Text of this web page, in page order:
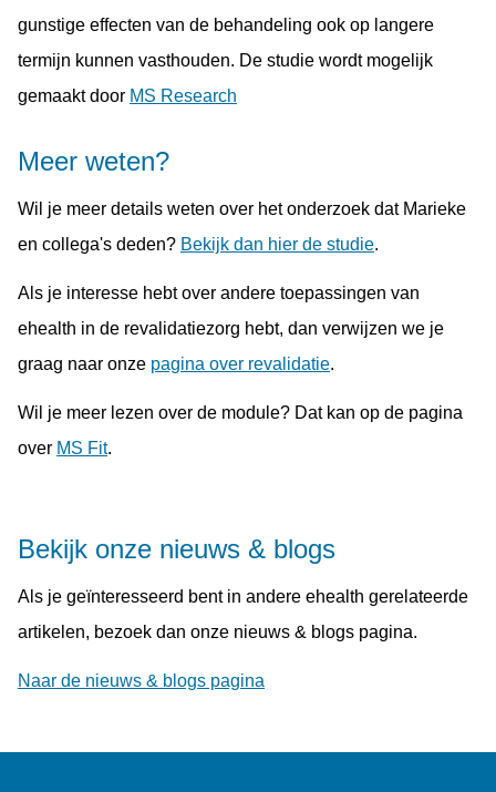
gunstige effecten van de behandeling ook op langere
termijn kunnen vasthouden. De studie wordt mogelijk
gemaakt door MS Research
Meer weten?
Wil je meer details weten over het onderzoek dat Marieke
en collega's deden? Bekijk dan hier de studie.
Als je interesse hebt over andere toepassingen van
ehealth in de revalidatiezorg hebt, dan verwijzen we je
graag naar onze pagina over revalidatie.
Wil je meer lezen over de module? Dat kan op de pagina
over MS Fit.
Bekijk onze nieuws & blogs
Als je geïnteresseerd bent in andere ehealth gerelateerde
artikelen, bezoek dan onze nieuws & blogs pagina.
Naar de nieuws & blogs pagina